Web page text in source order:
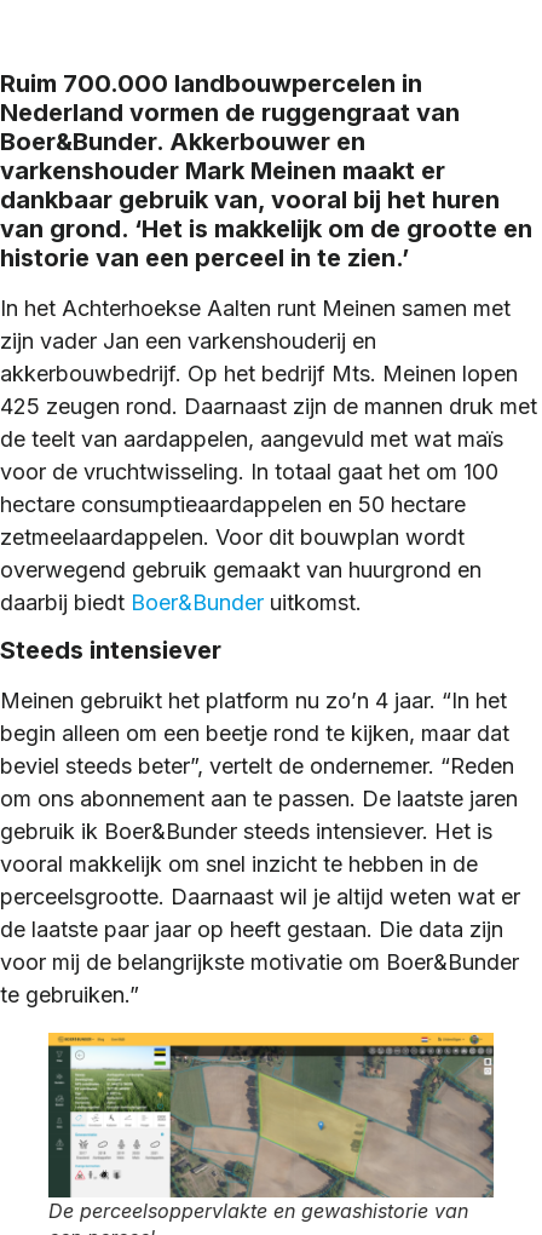
Ruim 700.000 landbouwpercelen in
Nederland vormen de ruggengraat van
Boer&Bunder. Akkerbouwer en
varkenshouder Mark Meinen maakt er
dankbaar gebruik van, vooral bij het huren
van grond. ‘Het is makkelijk om de grootte en
historie van een perceel in te zien.’
In het Achterhoekse Aalten runt Meinen samen met
zijn vader Jan een varkenshouderij en
akkerbouwbedrijf. Op het bedrijf Mts. Meinen lopen
425 zeugen rond. Daarnaast zijn de mannen druk met
de teelt van aardappelen, aangevuld met wat maïs
voor de vruchtwisseling. In totaal gaat het om 100
hectare consumptieaardappelen en 50 hectare
zetmeelaardappelen. Voor dit bouwplan wordt
overwegend gebruik gemaakt van huurgrond en
daarbij biedt Boer&Bunder uitkomst.
Steeds intensiever
Meinen gebruikt het platform nu zo’n 4 jaar. “In het
begin alleen om een beetje rond te kijken, maar dat
beviel steeds beter”, vertelt de ondernemer. “Reden
om ons abonnement aan te passen. De laatste jaren
gebruik ik Boer&Bunder steeds intensiever. Het is
vooral makkelijk om snel inzicht te hebben in de
perceelsgrootte. Daarnaast wil je altijd weten wat er
de laatste paar jaar op heeft gestaan. Die data zijn
voor mij de belangrijkste motivatie om Boer&Bunder
te gebruiken.”
De perceelsoppervlakte en gewashistorie van